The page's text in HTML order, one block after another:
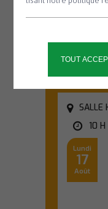
TOUT
SALLE
10
Lundi
17
Août